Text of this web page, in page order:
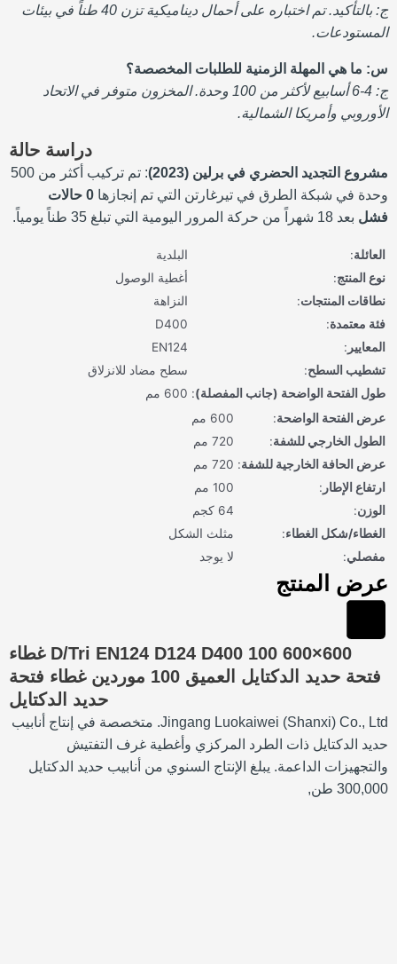
ج: بالتأكيد. تم اختباره على أحمال ديناميكية تزن 40 طناً في بيئات
المستودعات.
س: ما هي المهلة الزمنية للطلبات المخصصة؟
ج: 4-6 أسابيع لأكثر من 100 وحدة. المخزون متوفر في الاتحاد
الأوروبي وأمريكا الشمالية.
دراسة حالة
مشروع التجديد الحضري في برلين (2023)
: تم تركيب أكثر من 500
وحدة في شبكة الطرق في تيرغارتن التي تم إنجازها
0 حالات
فشل بعد 18 شهراً من حركة المرور اليومية التي تبلغ 35 طناً يومياً.
العائلة:
البلدية
نوع المنتج:
أغطية الوصول
نطاقات المنتجات:
النزاهة
فئة معتمدة:
D400
المعايير :
EN124
تشطيب السطح:
سطح مضاد للانزلاق
طول الفتحة الواضحة (جانب المفصلة): 600 مم
عرض الفتحة الواضحة:
600 مم
الطول الخارجي للشفة:
720 مم
عرض الحافة الخارجية للشفة: 720 مم
ارتفاع الإطار :
100 مم
الوزن:
64 كجم
الغطاء/شكل الغطاء:
مثلث الشكل
مفصلي: لا يوجد
عرض المنتج
600×600 D/Tri EN124 D124 D400 100 غطاء
فتحة حديد الدكتايل العميق 100 موردين غطاء فتحة
حديد الدكتايل
Jingang Luokaiwei (Shanxi) Co., Ltd. متخصصة في إنتاج أنابيب
حديد الدكتايل ذات الطرد المركزي وأغطية غرف التفتيش
والتجهيزات الداعمة. يبلغ الإنتاج السنوي من أنابيب حديد الدكتايل
300,000 طن,